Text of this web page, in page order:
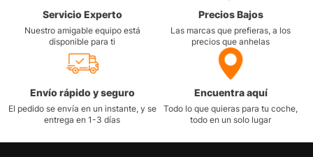
Servicio Experto
Nuestro amigable equipo está
disponible para ti
Precios Bajos
Las marcas que prefieras, a los
precios que anhelas
Envío rápido y seguro
El pedido se envía en un instante, y se
entrega en 1-3 días
Encuentra aquí
Todo lo que quieras para tu coche,
todo en un solo lugar